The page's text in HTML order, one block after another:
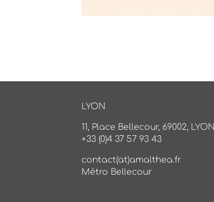
LYON
11, Place Bellecour, 69002, LYON
+33 (0)4 37 57 93 43
contact(at)amalthea.fr
Métro Bellecour